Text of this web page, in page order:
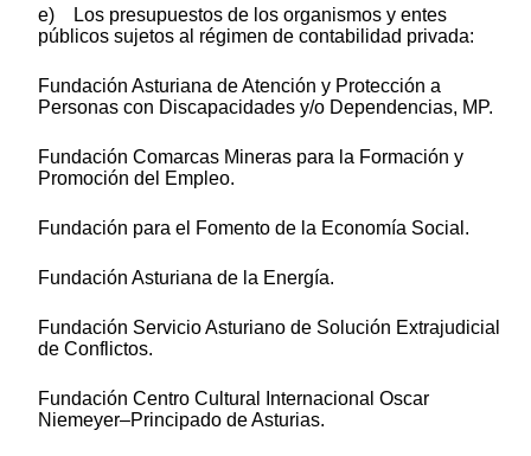
e) Los presupuestos de los organismos y entes
públicos sujetos al régimen de contabilidad privada:
Fundación Asturiana de Atención y Protección a
Personas con Discapacidades y/o Dependencias, MP.
Fundación Comarcas Mineras para la Formación y
Promoción del Empleo.
Fundación para el Fomento de la Economía Social.
Fundación Asturiana de la Energía.
Fundación Servicio Asturiano de Solución Extrajudicial
de Conflictos.
Fundación Centro Cultural Internacional Oscar
Niemeyer–Principado de Asturias.